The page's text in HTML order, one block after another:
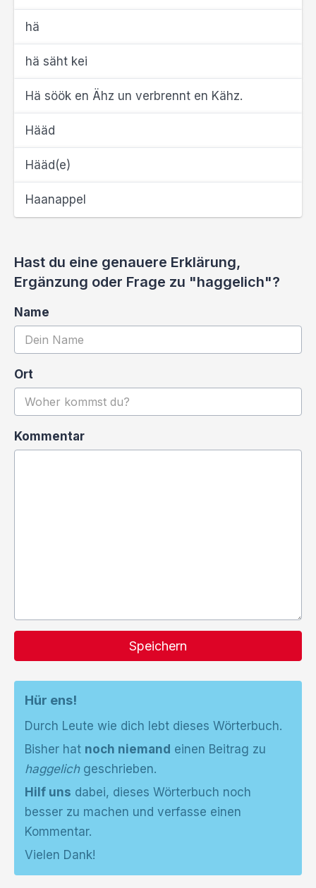
hä
hä säht kei
Hä söök en Ähz un verbrennt en Kähz.
Hääd
Hääd(e)
Haanappel
Hast du eine genauere Erklärung,
Ergänzung oder Frage zu "haggelich"?
Name
Ort
Kommentar
Speichern
Hür ens!
Durch Leute wie dich lebt dieses Wörterbuch.
Bisher hat noch niemand einen Beitrag zu
haggelichgeschrieben.
Hilf uns dabei, dieses Wörterbuch noch
besser zu machen und verfasse einen
Kommentar.
Vielen Dank!